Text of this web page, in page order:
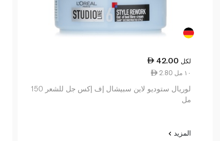
42.00 لكل
2.80 ١٠ مل
لوريال ستوديو لاين سبيشال إف إكس جل للشعر 150
مل
المزيد